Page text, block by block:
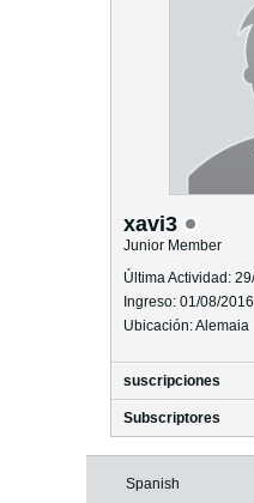
xavi3
Junior Member
Última Actividad:
Ingreso: 01/08/2016
Ubicación: Alemaia
suscripciones
Subscriptores
Spanish